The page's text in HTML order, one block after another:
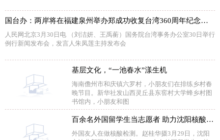
国台办：两岸将在福建泉州举办郑成功收复台湾360周年纪念活动
人民网北京3月30日电 （刘洁妍、王禹蘅）国务院台湾事务办公室30日举行
例行新闻发布会，发言人朱凤莲主持发布会
基层文化，“一池春水”漾生机
海南儋州市和庆镇六罗村，小朋友们在排练乡村春
晚节目。新华社发山西灵丘县东窖村大学蜂乡村图
书馆内，小朋友和图
百余名外国留学生当志愿者 助力沈阳核酸检测
外国友人在做核酸检测。赵桂华摄3月29日，沈阳